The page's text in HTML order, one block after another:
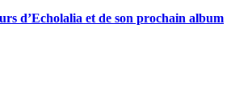
d’Echolalia et de son prochain album